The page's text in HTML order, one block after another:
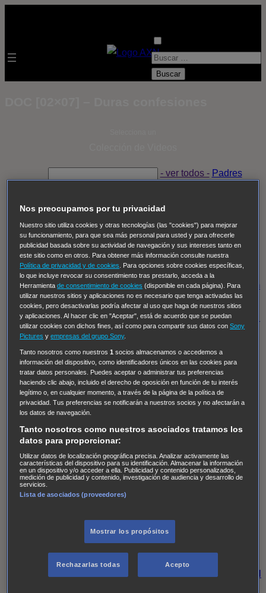
B
- ver todos - Padres
Despedida Salvaje Despedida Salvaje
Thomas, el ojo del FBI
Pan Am
Dawson crece
Insomnia El Guardián The Blacklist Cinco en familia
Hudson & Rex Diez libras y un sueño Mr Loverman
Regreso al futuro III NUEVE CUERPOS Los últimos
caballeros Tormenta infinita Sing Street Cobra Kai
Tom
y Lola High Country Los casos de Susan Ryeland:
Moonflower Murders Twisted Metal Mentes Criminales:
Evolution Terapia de Choque
Hailey Dean Without Sin: Libre de Culpa Morbius
NCIS: Nueva Orleans Pandora En fuera de juego
The Shield: Al margen de la ley Duplicated Preacher
The Killing Kind Intersecciones DOC Bite Club
Chicago Fire
de personas desaparecidas Mad Dogs La Sustituta
Ladrón de guante blanco
AXN Masters of Sex Three PinesAccused CarterAlice
Nevers Crossing Lines Einstein Sobrenatural Cómo
defender a un asesino
Reckoning: Ajuste de Cuentas
Wild Bill Mentes Criminales
Nos preocupamos por tu privacidad
Nuestro sitio utiliza cookies y otras tecnologías (las "cookies") para mejorar
su funcionamiento, para que sea más personal para usted y para ofrecerle
publicidad basada sobre su actividad de navegación y sus intereses tanto en
este sitio como en otros. Para obtener más información consulte nuestra
Política de privacidad y de cookies
. Para opciones sobre cookies específicas,
lo que incluye revocar su consentimiento tras prestarlo, acceda a la
Herramientade consentimiento de cookies (disponible en cada página). Para
utilizar nuestros sitios y aplicaciones no es necesario que tenga activadas las
cookies, pero desactivarlas podría afectar al uso que haga de nuestros sitios
y aplicaciones. Al hacer clic en "Aceptar", está de acuerdo que se puedan
utilizar cookies con dichos fines, así como para compartir sus datos conSony
Pictures yempresas del grupo Sony.
Tanto nosotros como nuestros1 socios almacenamos o accedemos a
información del dispositivo, como identificadores únicos en las cookies para
tratar datos personales. Puedes aceptar o administrar tus preferencias
haciendo clic abajo, incluido el derecho de oposición en función de tu interés
legítimo o, en cualquier momento, a través de la página de la política de
privacidad. Tus preferencias se notificarán a nuestros socios y no afectarán a
los datos de navegación.
Tanto nosotros como nuestros asociados tratamos los
datos para proporcionar:
Utilizar datos de localización geográfica precisa. Analizar activamente las
características del dispositivo para su identificación. Almacenar la información
en un dispositivo y/o acceder a ella. Publicidad y contenido personalizados,
medición de publicidad y contenido, investigación de audiencia y desarrollo de
servicios.
Lista de asociados (proveedores)
Mostrar los propósitos
Rechazarlas todas Acepto